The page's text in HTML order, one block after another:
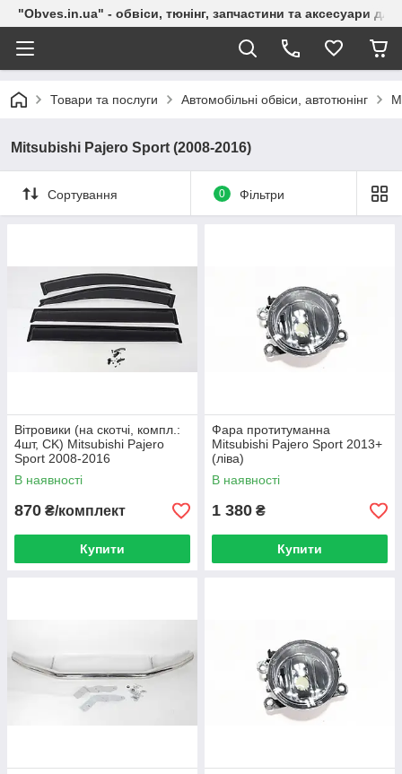
"Obves.in.ua" - обвіси, тюнінг, запчастини та аксесуари
Товари та послуги Автомобільні обвіси, автотюнінг
Mitsubishi Pajero Sport (2008-2016)
Сортування 0 Фільтри
Вітровики (на скотчі, компл.:
4шт, CK) Mitsubishi Pajero
Sport 2008-2016
В наявності
870 ₴/комплект
Купити
Фара протитуманна
Mitsubishi Pajero Sport 2013+
(ліва)
В наявності
1 380 ₴
Купити